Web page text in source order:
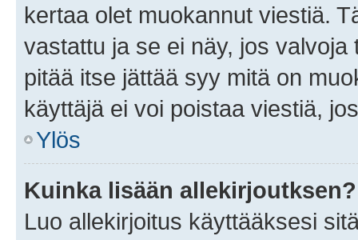
kertaa olet muokannut viestiä.
vastattu ja se ei näy, jos
pitää itse jättää syy mitä on
käyttäjä ei voi poistaa viestiä,
Ylös
Kuinka lisään allekirjoutksen?
Luo allekirjoitus käyttääksesi